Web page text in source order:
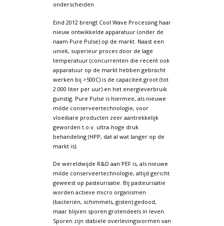
onderscheiden.
Eind 2012 brengt Cool Wave Processing haar
nieuw ontwikkelde apparatuur (onder de
naam Pure Pulse) op de markt. Naast een
uniek, superieur proces door de lage
temperatuur (concurrenten die recent ook
apparatuur op de markt hebben gebracht
werken bij >500C) is de capaciteit groot (tot
2.000 liter per uur) en het energieverbruik
gunstig. Pure Pulse is hiermee, als nieuwe
milde conserveertechnologie, voor
vloeibare producten zeer aantrekkelijk
geworden t.o.v. ultra-hoge druk
behandeling (HPP, dat al wat langer op de
markt is).
De wereldwijde R&D aan PEF is, als nieuwe
milde conserveertechnologie, altijd gericht
geweest op pasteurisatie. Bij pasteurisatie
worden actieve micro organismen
(bacteriën, schimmels, gisten) gedood,
maar blijven sporen grotendeels in leven.
Sporen zijn stabiele overlevingsvormen van